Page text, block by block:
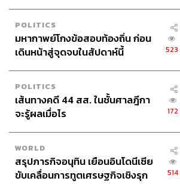
POLITICS
มหากาพย์โกงข้อสอบท้องถิ่น ก่อน
เดินหน้าสู่จุดจบในสัปดาห์นี้
523
POLITICS
เส้นทางคดี 44 สส. ในชั้นศาลฎีกา
จะรู้ผลเมื่อไร
172
WORLD
สรุปภารกิจอนุทิน เยือนอินโดนีเซีย
ขับเคลื่อนการทูตเศรษฐกิจเชิงรุก
514